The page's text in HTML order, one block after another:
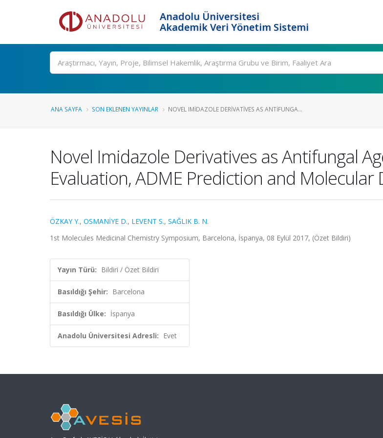
Anadolu Üniversitesi
Akademik Veri Yönetim Sistemi
Ara
ANA SAYFA SON EKLENEN YAYINLAR NOVEL IMIDAZOLE DERIVATIVES AS ANTIFUNGA...
Novel Imidazole Derivatives as Antifungal
Evaluation, ADME Prediction and Molecular
ÖZKAY Y., OSMANİYE D., LEVENT S., SAĞLIK B. N.
1st Molecules Medicinal Chemistry Symposium, Barcelona, İspanya, 08 Eylül 2017, (Özet Bildiri)
Yayın Türü: Bildiri / Özet Bildiri
Basıldığı Şehir: Barcelona
Basıldığı Ülke: İspanya
Anadolu Üniversitesi Adresli: Evet